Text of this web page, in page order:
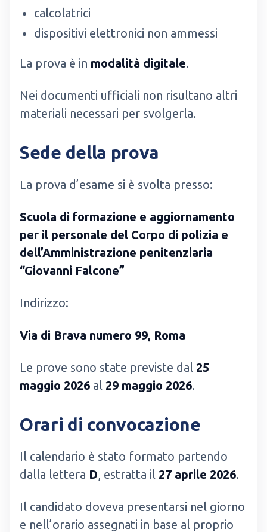
calcolatrici
dispositivi elettronici non ammessi
La prova è in modalità digitale.
Nei documenti ufficiali non risultano altri
materiali necessari per svolgerla.
Sede della prova
La prova d’esame si è svolta presso:
Scuola di formazione e aggiornamento
per il personale del Corpo di polizia e
dell’Amministrazione penitenziaria
“Giovanni Falcone”
Indirizzo:
Via di Brava numero 99, Roma
Le prove sono state previste dal 25
maggio 2026 al 29 maggio 2026.
Orari di convocazione
Il calendario è stato formato partendo
dalla lettera D, estratta il 27 aprile 2026.
Il candidato doveva presentarsi nel giorno
e nell’orario assegnati in base al proprio